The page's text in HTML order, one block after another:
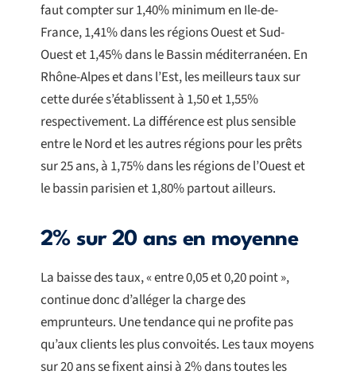
faut compter sur 1,40% minimum en Ile-de-
France, 1,41% dans les régions Ouest et Sud-
Ouest et 1,45% dans le Bassin méditerranéen. En
Rhône-Alpes et dans l’Est, les meilleurs taux sur
cette durée s’établissent à 1,50 et 1,55%
respectivement. La différence est plus sensible
entre le Nord et les autres régions pour les prêts
sur 25 ans, à 1,75% dans les régions de l’Ouest et
le bassin parisien et 1,80% partout ailleurs.
2% sur 20 ans en moyenne
La baisse des taux, « entre 0,05 et 0,20 point »,
continue donc d’alléger la charge des
emprunteurs. Une tendance qui ne profite pas
qu’aux clients les plus convoités. Les taux moyens
sur 20 ans se fixent ainsi à 2% dans toutes les